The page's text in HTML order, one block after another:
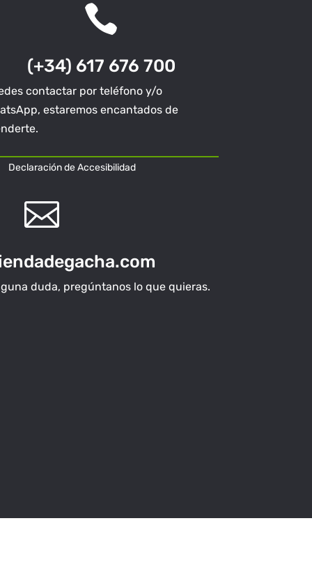

(+34) 617 676 700
contactar por teléfono y/o
estaremos encantados de
Declaración de Accesibilidad

duda, pregúntanos lo que quieras.